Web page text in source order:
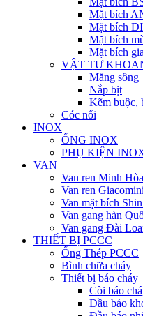
Mặt bích
Mặt bích
Mặt bích
Mặt bích
VẬT TƯ
Măng sông
Nắp bịt
Kẽm buộc,
Cóc nối
INOX
ỐNG INOX
PHỤ KIỆN
VAN
Van ren Minh Hòa
Van ren
Van mặt bích
Van gang hàn
Van gang Đài
THIẾT BỊ PCCC
Ống Thép PCCC
Bình chữa cháy
Thiết bị báo cháy
Còi báo
Đầu báo